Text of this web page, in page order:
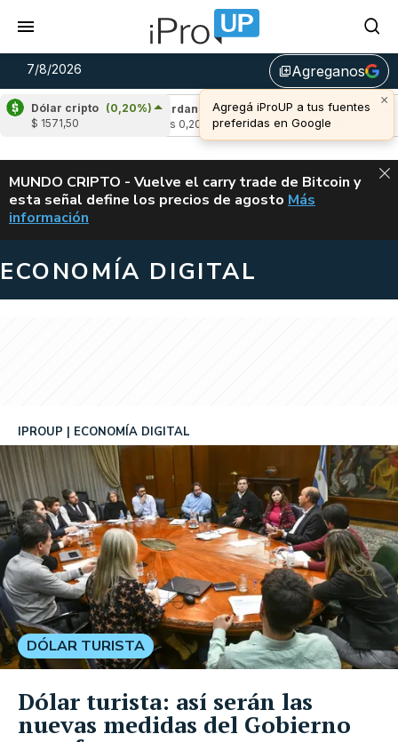
7/8/2026 library_addAgreganos
Dólar cripto (0,20%)
$ 1571,50
Cardano (4,88%)
u$s 0,20
Avalanche
u$s 6,42
ALERTA
MUNDO CRIPTO - Vuelve el carry trade de Bitcoin y
esta señal define los precios de agosto VUELVE EL
Más
información
ECONOMÍA DIGITAL
IPROUP ECONOMÍA DIGITAL
DÓLAR TURISTA
Dólar turista: así serán las
nuevas medidas del Gobierno